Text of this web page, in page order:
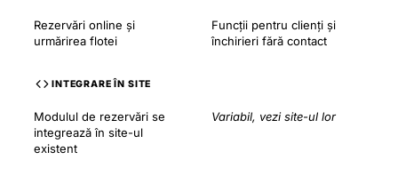
Rezervări online și
urmărirea flotei
Funcții pentru clienți și
închirieri fără contact
INTEGRARE ÎN SITE
Modulul de rezervări se
integrează în site-ul
existent
Variabil, vezi site-ul lor